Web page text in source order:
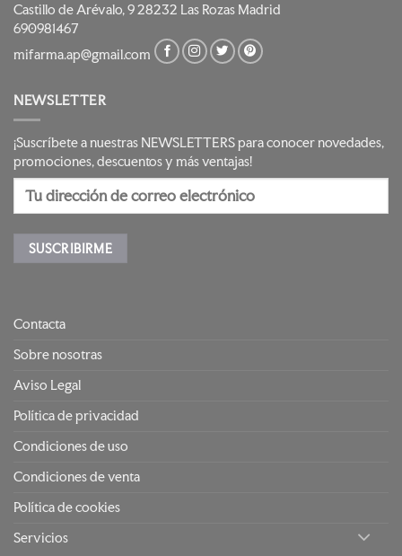
Castillo de Arévalo, 9 28232 Las Rozas Madrid
690981467
mifarma.ap@gmail.com
NEWSLETTER
¡Suscríbete a nuestras NEWSLETTERS para conocer novedades,
promociones, descuentos y más ventajas!
Contacta
Sobre nosotras
Aviso Legal
Política de privacidad
Condiciones de uso
Condiciones de venta
Política de cookies
Servicios